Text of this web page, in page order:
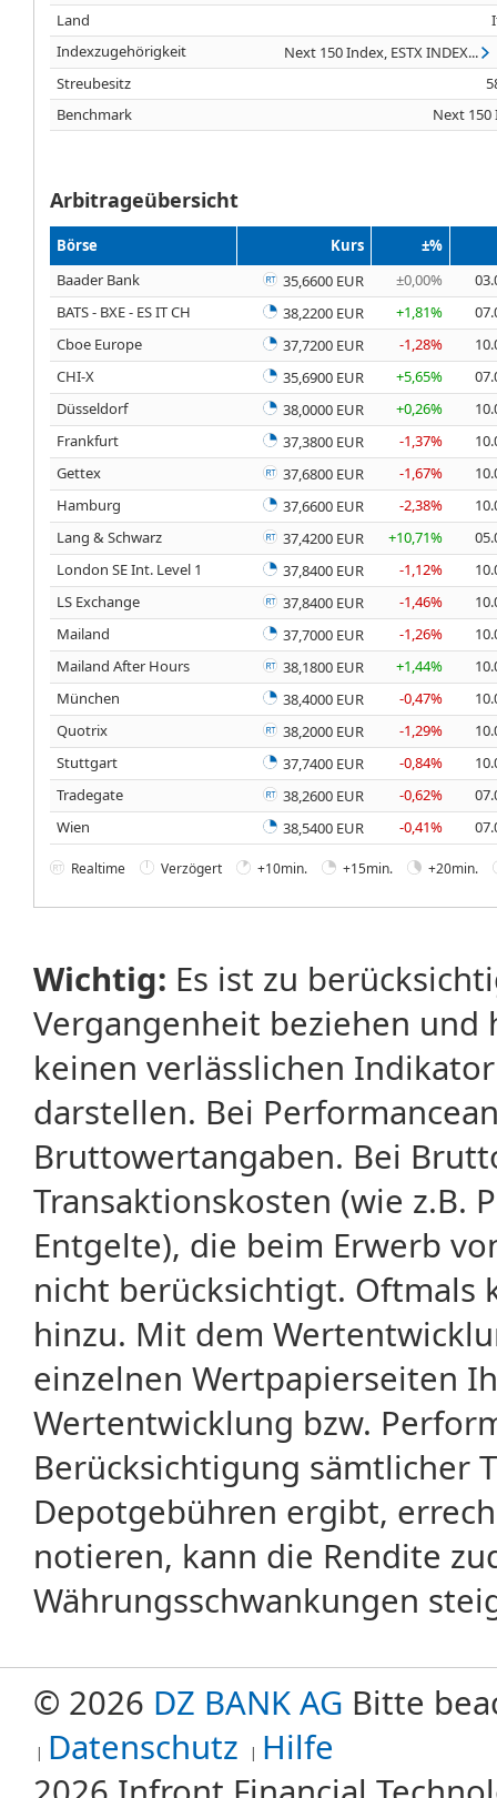
Land
Indexzugehörigkeit
Next 150 Index, ESTX INDEX...
Streubesitz
Benchmark
Next 150
Arbitrageübersicht
Börse Kurs
±%
Baader Bank
35,6600 EUR ±0,00%
BATS - BXE - ES IT CH
38,2200 EUR +1,81%
Cboe Europe
37,7200 EUR -1,28%
CHI-X
35,6900 EUR +5,65%
Düsseldorf
38,0000 EUR +0,26%
Frankfurt
37,3800 EUR -1,37%
Gettex
37,6800 EUR -1,67%
Hamburg
37,6600 EUR -2,38%
Lang & Schwarz
37,4200 EUR +10,71%
London SE Int. Level 1
37,8400 EUR -1,12%
LS Exchange
37,8400 EUR -1,46%
Mailand
37,7000 EUR -1,26%
Mailand After Hours
38,1800 EUR +1,44%
München
38,4000 EUR -0,47%
Quotrix
38,2000 EUR -1,29%
Stuttgart
37,7400 EUR -0,84%
Tradegate
38,2600 EUR -0,62%
Wien
38,5400 EUR -0,41%
Realtime Verzögert +10min. +15min. +20min.
Wichtig: Es ist zu
Vergangenheit beziehen
keinen verlässlichen
darstellen. Bei
Bruttowertangaben. Bei
Transaktionskosten (wie z.B.
Entgelte), die beim Erwerb
nicht berücksichtigt. Oftmals
hinzu. Mit dem
einzelnen Wertpapierseiten
Wertentwicklung bzw.
Berücksichtigung sämtlicher
Depotgebühren ergibt,
notieren, kann die Rendite
Währungsschwankungen
© 2026 DZ BANK AG Bitte
Datenschutz Hilfe